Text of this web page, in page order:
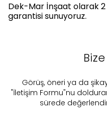
Dek-Mar İnşaat olarak 2
garantisi sunuyoruz.
​Görüş, öneri ya da
"İletişim Formu"nu
sürede